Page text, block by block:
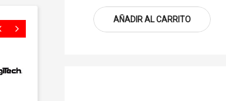
AÑADIR AL CARRITO